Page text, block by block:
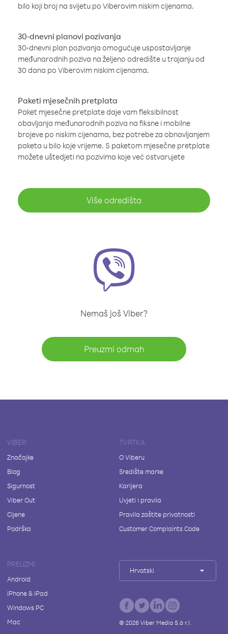
bilo koji broj na svijetu po Viberovim niskim cijenama.
30-dnevni planovi pozivanja
30-dnevni plan pozivanja omogućuje uspostavljanje
međunarodnih poziva na željeno odredište u trajanju od
30 dana po Viberovim niskim cijenama.
Paketi mjesečnih pretplata
Paket mjesečne pretplate daje vam fleksibilnost
obavljanja međunarodnih poziva na fiksne i mobilne
brojeve po niskim cijenama, bez potrebe za obnavljanjem
paketa u bilo koje vrijeme. S paketom mjesečne pretplate
možete uštedjeti na pozivima koje već ostvarujete
Više odredišta
Nemaš još Viber?
Preuzmi odmah
VIBER
Značajke
Blog
Sigurnost
Viber Out
Cijene
Podrška
TVRTKA
O Viberu
Središte marke
Karijera
Uvjeti i pravila
Pravila zaštite privatnosti
Customer Complaints Code
PREUZMI
Android
iPhone & iPad
Windows PC
Mac
Hrvatski
© 2026Viber Media S.à r.l.